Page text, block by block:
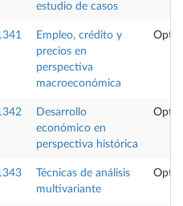
estudio de casos
Empleo, crédito y
precios en
perspectiva
macroeconómica
Desarrollo
económico en
perspectiva histórica
Técnicas de análisis
multivariante